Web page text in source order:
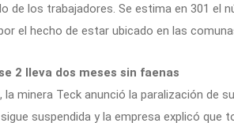
de los trabajadores. Se estima en 301 el
el hecho de estar ubicado en las
2 lleva dos meses sin faenas
minera Teck anunció la paralización de
suspendida y la empresa explicó que